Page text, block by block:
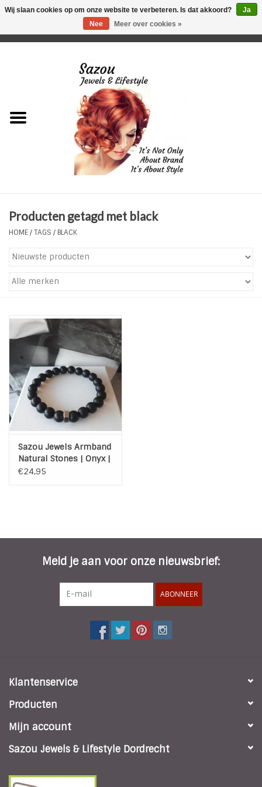
Just for Him
Plus Size Sieraden
Enkelbandjes
Tassen en meer
Haaraccesoires
Zonnebrillen
Fashion
ON THE BEACH
Charmin*s
Producten getagd met black
HOME/TAGS / BLACK
Sazou Jewels Armband
Natural Stones | Onyx |
Steel | Moer | Zwart
€24,95
Meld je aan voor onze nieuwsbrief:
ABONNEER
Klantenservice
Producten
Mijn account
Sazou Jewels & Lifestyle Dordrecht
Wij slaan cookies op om onze website te verbeteren. Is dat akkoord?
Ja
Nee
Meer over cookies »